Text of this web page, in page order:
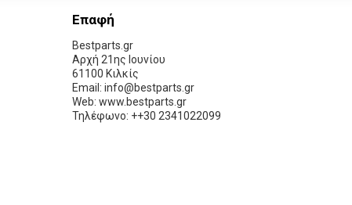
Επαφή
Bestparts.gr
Αρχή 21ης Ιουνίου
61100 Κιλκίς
Email: info@bestparts.gr
Web: www.bestparts.gr
Τηλέφωνο: ++30 2341022099